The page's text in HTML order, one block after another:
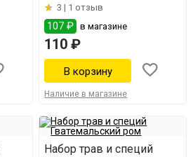
3 | 1 отзыв
107 ₽ в магазине
110 ₽
Наличие в магазине
Набор трав и специй